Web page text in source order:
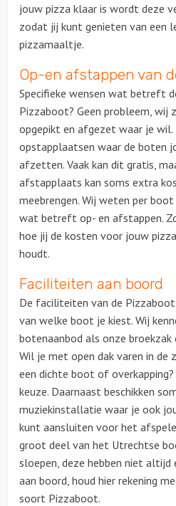
jouw pizza klaar is wordt deze
zodat jij kunt genieten van een
pizzamaaltje.
Op-en afstappen van
Specifieke wensen wat betreft
Pizzaboot? Geen probleem,
opgepikt en afgezet waar je
opstapplaatsen waar de boten
afzetten. Vaak kan dit gratis,
afstapplaats kan soms extra
meebrengen. Wij weten per
wat betreft op- en afstappen.
hoe jij de kosten voor jouw
houdt.
Faciliteiten aan boord
De faciliteiten van de
van welke boot je kiest. Wij
botenaanbod als onze broekzak
Wil je met open dak varen in de
een dichte boot of overkapping?
keuze. Daarnaast beschikken
muziekinstallatie waar je ook
kunt aansluiten voor het
groot deel van het Utrechtse
sloepen, deze hebben niet
aan boord, houd hier rekening
soort Pizzaboot.